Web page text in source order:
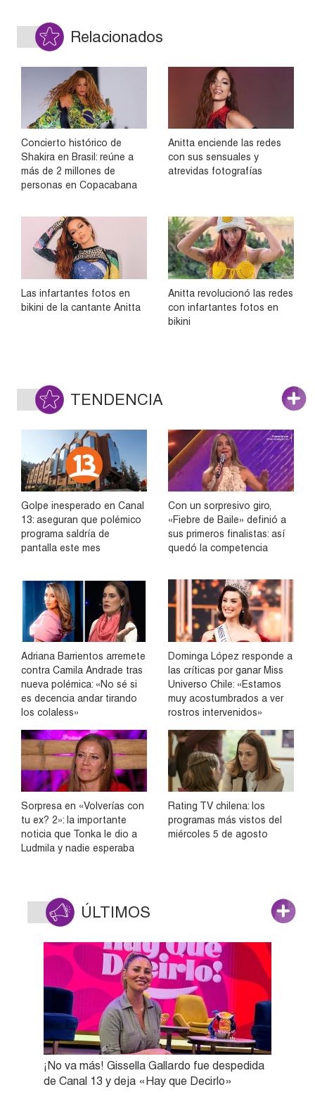
Relacionados
Concierto histórico de
Shakira en Brasil: reúne a
más de 2 millones de
personas en Copacabana
Anitta enciende las redes
con sus sensuales y
atrevidas fotografías
Las infartantes fotos en
bikini de la cantante Anitta
Anitta revolucionó las redes
con infartantes fotos en
bikini
TENDENCIA
Golpe inesperado en Canal
13: aseguran que polémico
programa saldría de
pantalla este mes
Con un sorpresivo giro,
«Fiebre de Baile» definió a
sus primeros finalistas: así
quedó la competencia
Adriana Barrientos arremete
contra Camila Andrade tras
nueva polémica: «No sé si
es decencia andar tirando
los colaless»
Dominga López responde a
las críticas por ganar Miss
Universo Chile: «Estamos
muy acostumbrados a ver
rostros intervenidos»
Sorpresa en «Volverías con
tu ex? 2»: la importante
noticia que Tonka le dio a
Ludmila y nadie esperaba
Rating TV chilena: los
programas más vistos del
miércoles 5 de agosto
ÚLTIMOS
¡No va más! Gissella Gallardo fue despedida
de Canal 13 y deja «Hay que Decirlo»